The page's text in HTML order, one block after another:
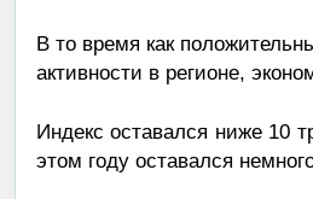
В то время как
активности в регионе,
Индекс оставался ниже 10
этом году оставался